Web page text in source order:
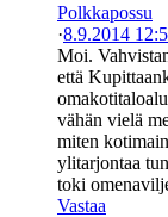
Polkkapossu
·8.9.2014
Moi.
että
vähän vielä
miten
ylitarjontaa
toki
Vastaa